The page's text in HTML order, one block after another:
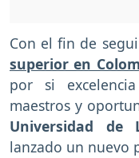
Con el fin de
superior en
por si excelencia
maestros y
Universidad de
lanzado un nuevo